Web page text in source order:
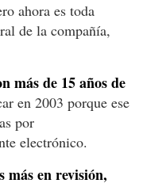
ahora es toda
de la compañía,
más de 15 años de
en 2003 porque ese
por
electrónico.
más en revisión,